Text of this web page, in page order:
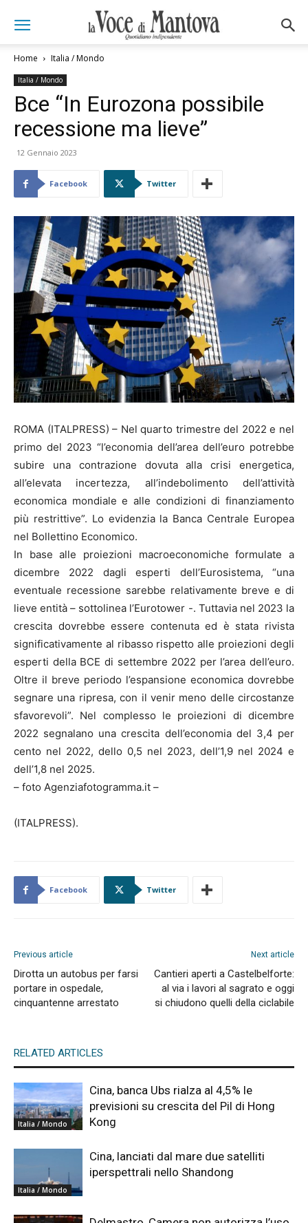
Home Italia / Mondo
Italia / Mondo
Bce “In Eurozona possibile
recessione ma lieve”
12 Gennaio 2023
Facebook Twitter
ROMA (ITALPRESS) – Nel quarto trimestre del 2022 e nel
primo del 2023 “l’economia dell’area dell’euro potrebbe
subire una contrazione dovuta alla crisi energetica,
all’elevata incertezza, all’indebolimento dell’attività
economica mondiale e alle condizioni di finanziamento
più restrittive”. Lo evidenzia la Banca Centrale Europea
nel Bollettino Economico.
In base alle proiezioni macroeconomiche formulate a
dicembre 2022 dagli esperti dell’Eurosistema, “una
eventuale recessione sarebbe relativamente breve e di
lieve entità – sottolinea l’Eurotower -. Tuttavia nel 2023 la
crescita dovrebbe essere contenuta ed è stata rivista
significativamente al ribasso rispetto alle proiezioni degli
esperti della BCE di settembre 2022 per l’area dell’euro.
Oltre il breve periodo l’espansione economica dovrebbe
segnare una ripresa, con il venir meno delle circostanze
sfavorevoli”. Nel complesso le proiezioni di dicembre
2022 segnalano una crescita dell’economia del 3,4 per
cento nel 2022, dello 0,5 nel 2023, dell’1,9 nel 2024 e
dell’1,8 nel 2025.
– foto Agenziafotogramma.it –
(ITALPRESS).
Facebook Twitter
Previous article
Dirotta un autobus per farsi
portare in ospedale,
cinquantenne arrestato
Next article
Cantieri aperti a Castelbelforte:
al via i lavori al sagrato e oggi
si chiudono quelli della ciclabile
RELATED ARTICLES
Italia / Mondo
Cina, banca Ubs rialza al 4,5% le
previsioni su crescita del Pil di Hong
Kong
Italia / Mondo
Cina, lanciati dal mare due satelliti
iperspettrali nello Shandong